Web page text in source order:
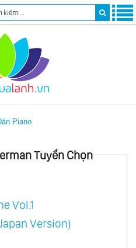
Piano
Tuyển Chọn
Vol.1
Version)